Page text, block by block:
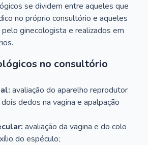
se dividem entre aqueles que
no próprio consultório e aqueles
ginecologista e realizados em
no consultório
avaliação do aparelho reprodutor
dedos na vagina e apalpação
avaliação da vagina e do colo
do espéculo;